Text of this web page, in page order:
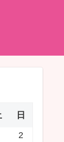
日
2